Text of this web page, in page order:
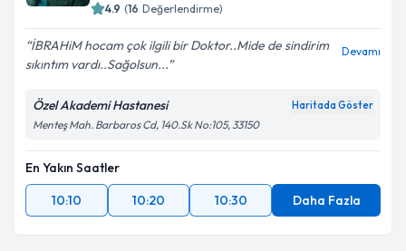
Kişisel verilerimin işlenmesine ilişkinAydınlatma
Metni'ni okudum ve kişisel verilerimin belirtilen
kapsamda işlenmesini kabul ediyorum.
Takvim Talebini Gönder
4.9 (16 Değerlendirme)
İBRAHiM hocam çok ilgili bir Doktor..Mide de sindirim
sıkıntım vardı..Sağolsun...
Devamı
Özel Akademi Hastanesi Haritada Göster
Menteş Mah. Barbaros Cd, 140.Sk No:105, 33150
En Yakın Saatler
10:10
10:20 10:30 Daha Fazla